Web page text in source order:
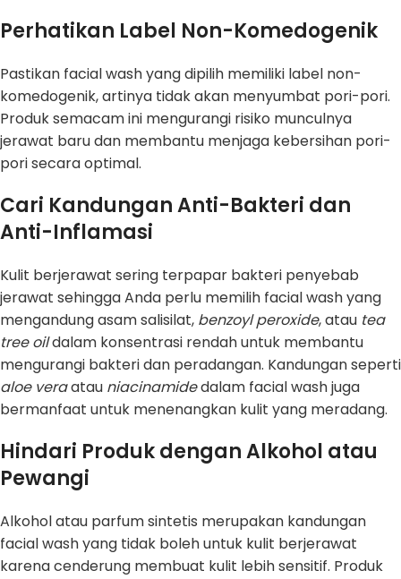
Perhatikan Label Non-Komedogenik
Pastikan facial wash yang dipilih memiliki label non-
komedogenik, artinya tidak akan menyumbat pori-pori.
Produk semacam ini mengurangi risiko munculnya
jerawat baru dan membantu menjaga kebersihan pori-
pori secara optimal.
Cari Kandungan Anti-Bakteri dan
Anti-Inflamasi
Kulit berjerawat sering terpapar bakteri penyebab
jerawat sehingga Anda perlu memilih facial wash yang
mengandung asam salisilat, benzoyl peroxide, atau tea
tree oildalam konsentrasi rendah untuk membantu
mengurangi bakteri dan peradangan. Kandungan seperti
aloe veraatau niacinamidedalam facial wash juga
bermanfaat untuk menenangkan kulit yang meradang.
Hindari Produk dengan Alkohol atau
Pewangi
Alkohol atau parfum sintetis merupakan kandungan
facial wash yang tidak boleh untuk kulit berjerawat
karena cenderung membuat kulit lebih sensitif. Produk